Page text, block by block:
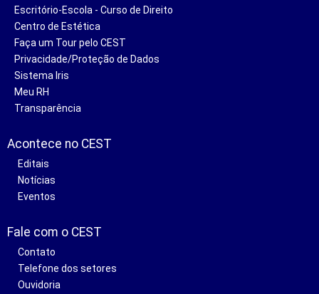
Escritório-Escola - Curso de Direito
Centro de Estética
Faça um Tour pelo CEST
Privacidade/Proteção de Dados
Sistema Iris
Meu RH
Transparência
Acontece no CEST
Editais
Notícias
Eventos
Fale com o CEST
Contato
Telefone dos setores
Ouvidoria